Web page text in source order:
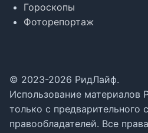
Гороскопы
Фоторепортаж
© 2023-2026 РидЛайф.
Использование материалов
только с предварительного
правообладателей. Все